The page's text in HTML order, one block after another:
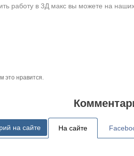
работу в 3Д макс вы можете на
это нравится.
на сайте На сайте